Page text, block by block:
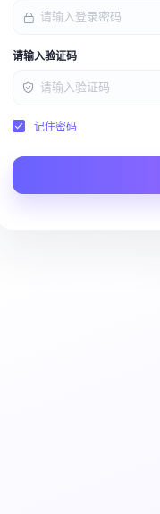
请输入验证码
记住密码